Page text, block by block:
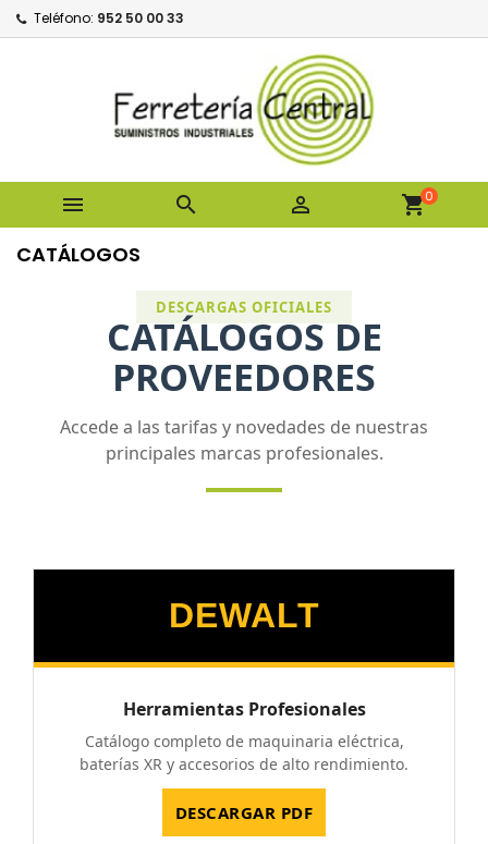
Teléfono: 952 50 00 33
   shopping_cart0
CATÁLOGOS
DESCARGAS OFICIALES
CATÁLOGOS DE
PROVEEDORES
Accede a las tarifas y novedades de nuestras
principales marcas profesionales.
DEWALT
Herramientas Profesionales
Catálogo completo de maquinaria eléctrica,
baterías XR y accesorios de alto rendimiento.
DESCARGAR PDF